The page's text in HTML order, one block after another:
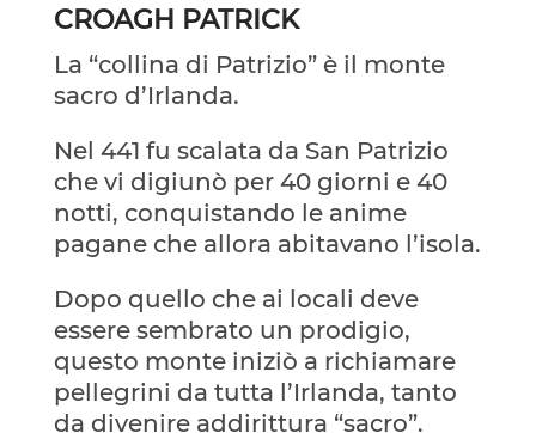
CROAGH PATRICK
La “collina di Patrizio” è il monte
sacro d’Irlanda.
Nel 441 fu scalata da San Patrizio
che vi digiunò per 40 giorni e 40
notti, conquistando le anime
pagane che allora abitavano l’isola.
Dopo quello che ai locali deve
essere sembrato un prodigio,
questo monte iniziò a richiamare
pellegrini da tutta l’Irlanda, tanto
da divenire addirittura “sacro”.